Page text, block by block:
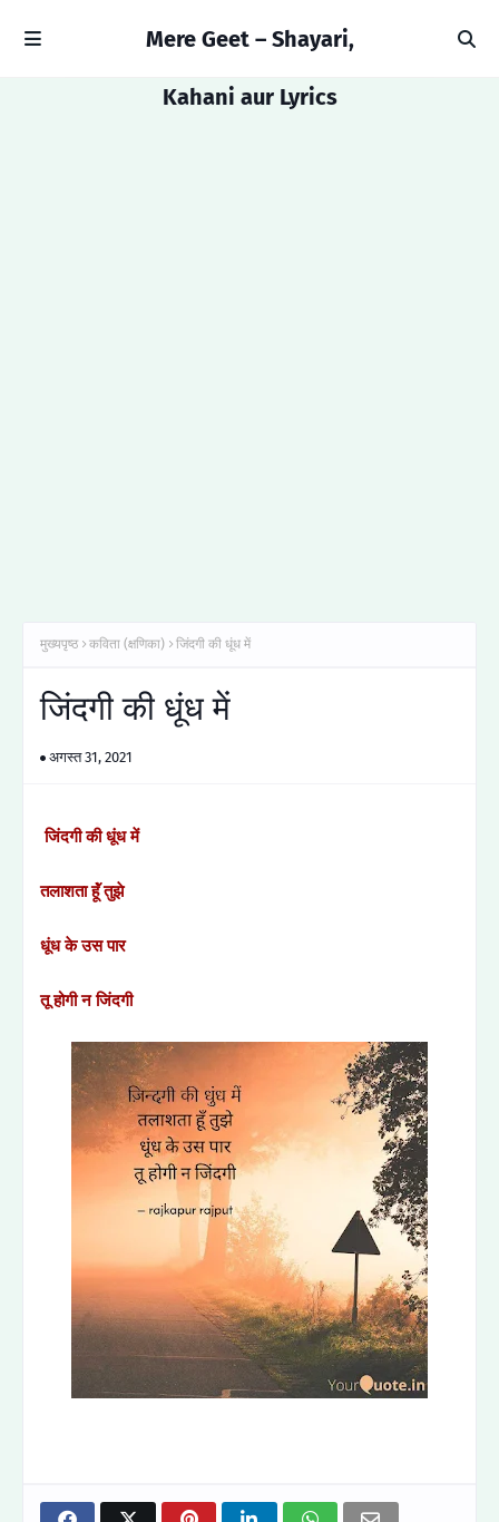
Mere Geet – Shayari,
Kahani aur Lyrics
मुख्यपृष्ठ कविता (क्षणिका) जिंदगी की धूंध में
जिंदगी की धूंध में
अगस्त 31, 2021
जिंदगी की धूंध में
तलाशता हूॅं तुझे
धूंध के उस पार
तू होगी न जिंदगी